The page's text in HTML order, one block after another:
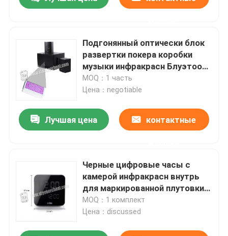
Продукты
Подгонянный оптически блок
развертки покера коробки
музыки инфракрасн Блуэтоотх
сигнала для плутовки
азартной игры
MOQ：1 часть
Цена：negotiable
Лучшая цена контактные
Черные цифровые часы с
камерой инфракрасн внутрь
для маркированной плутовки
азартной игры игральных карт
MOQ：1 комплект
Цена：discussed